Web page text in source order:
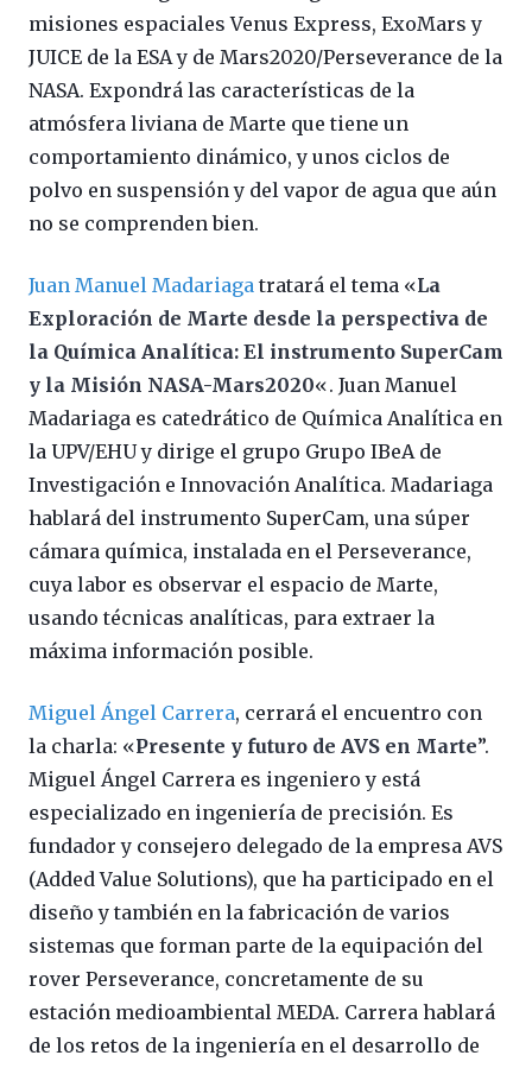
misiones espaciales Venus Express, ExoMars y
JUICE de la ESA y de Mars2020/Perseverance de la
NASA. Expondrá las características de la
atmósfera liviana de Marte que tiene un
comportamiento dinámico, y unos ciclos de
polvo en suspensión y del vapor de agua que aún
no se comprenden bien.
Juan Manuel Madariaga tratará el tema «La
Exploración de Marte desde la perspectiva de
la Química Analítica: El instrumento SuperCam
y la Misión NASA-Mars2020«. Juan Manuel
Madariaga es catedrático de Química Analítica en
la UPV/EHU y dirige el grupo Grupo IBeA de
Investigación e Innovación Analítica. Madariaga
hablará del instrumento SuperCam, una súper
cámara química, instalada en el Perseverance,
cuya labor es observar el espacio de Marte,
usando técnicas analíticas, para extraer la
máxima información posible.
Miguel Ángel Carrera, cerrará el encuentro con
la charla: «Presente y futuro de AVS en Marte”.
Miguel Ángel Carrera es ingeniero y está
especializado en ingeniería de precisión. Es
fundador y consejero delegado de la empresa AVS
(Added Value Solutions), que ha participado en el
diseño y también en la fabricación de varios
sistemas que forman parte de la equipación del
rover Perseverance, concretamente de su
estación medioambiental MEDA. Carrera hablará
de los retos de la ingeniería en el desarrollo de